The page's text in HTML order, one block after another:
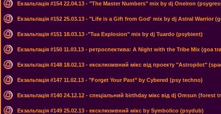
Екзальтація #154 22.04.13 - "The Master Numbers" mix by dj Oneiron
Екзальтація #152 25.03.13 - "Life is a Gift from God' mix by dj Astral Warrior
Екзальтація #151 18.03.13 -"Tua Explosion" mix by dj Tuardo (psybient)
Екзальтація #150 11.03.13 - ретроспектива: A Night with the Tribe Mix (goa
Екзальтація #148 18.02.13 - ексклюзивний мікс від проекту "Astropilot"
Екзальтація #147 11.02.13 - "Forget Your Past" by Cybered (psy techno)
Екзальтація #140 24.12.12 - спеціальний birthday мікс від dj Omsun (forest
Екзальтація #149 25.02.13 - ексклюзивний мікс by Symbolico (psydub)